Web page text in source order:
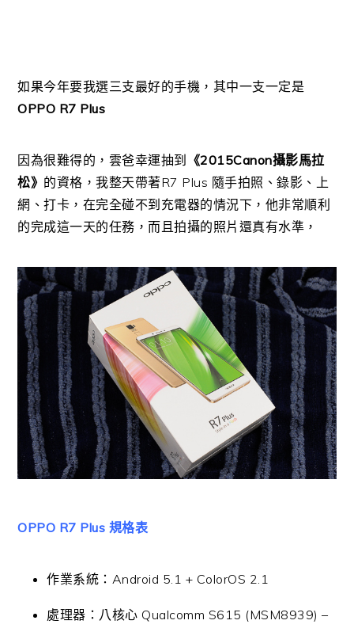
如果今年要我選三支最好的手機，其中一支一定是
OPPO R7 Plus
因為很難得的，雲爸幸運抽到
《2015Canon攝影馬拉
松》 的資格，我整天帶著R7 Plus 隨手拍照、錄影、上
網、打卡，在完全碰不到充電器的情況下，他非常順利
的完成這一天的任務，而且拍攝的照片還真有水準，
OPPO R7 Plus 規格表
作業系統：Android 5.1 + ColorOS 2.1
處理器：八核心 Qualcomm S615 (MSM8939) –